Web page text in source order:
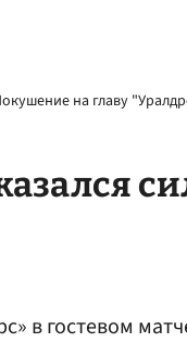
на главу
в гостевом